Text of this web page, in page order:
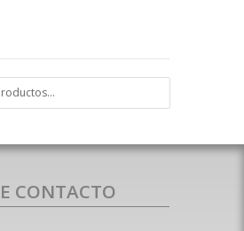
CONTACTO